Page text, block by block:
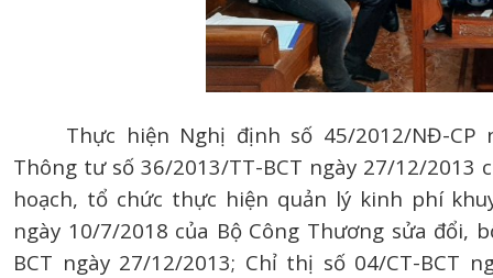
Thực hiện Nghị định số 45/2012/NĐ-CP
Thông tư số 36/2013/TT-BCT ngày 27/12/2013
hoạch, tổ chức thực hiện quản lý kinh phí
ngày 10/7/2018 của Bộ Công Thương sửa đổi,
BCT ngày 27/12/2013; Chỉ thị số 04/CT-BCT